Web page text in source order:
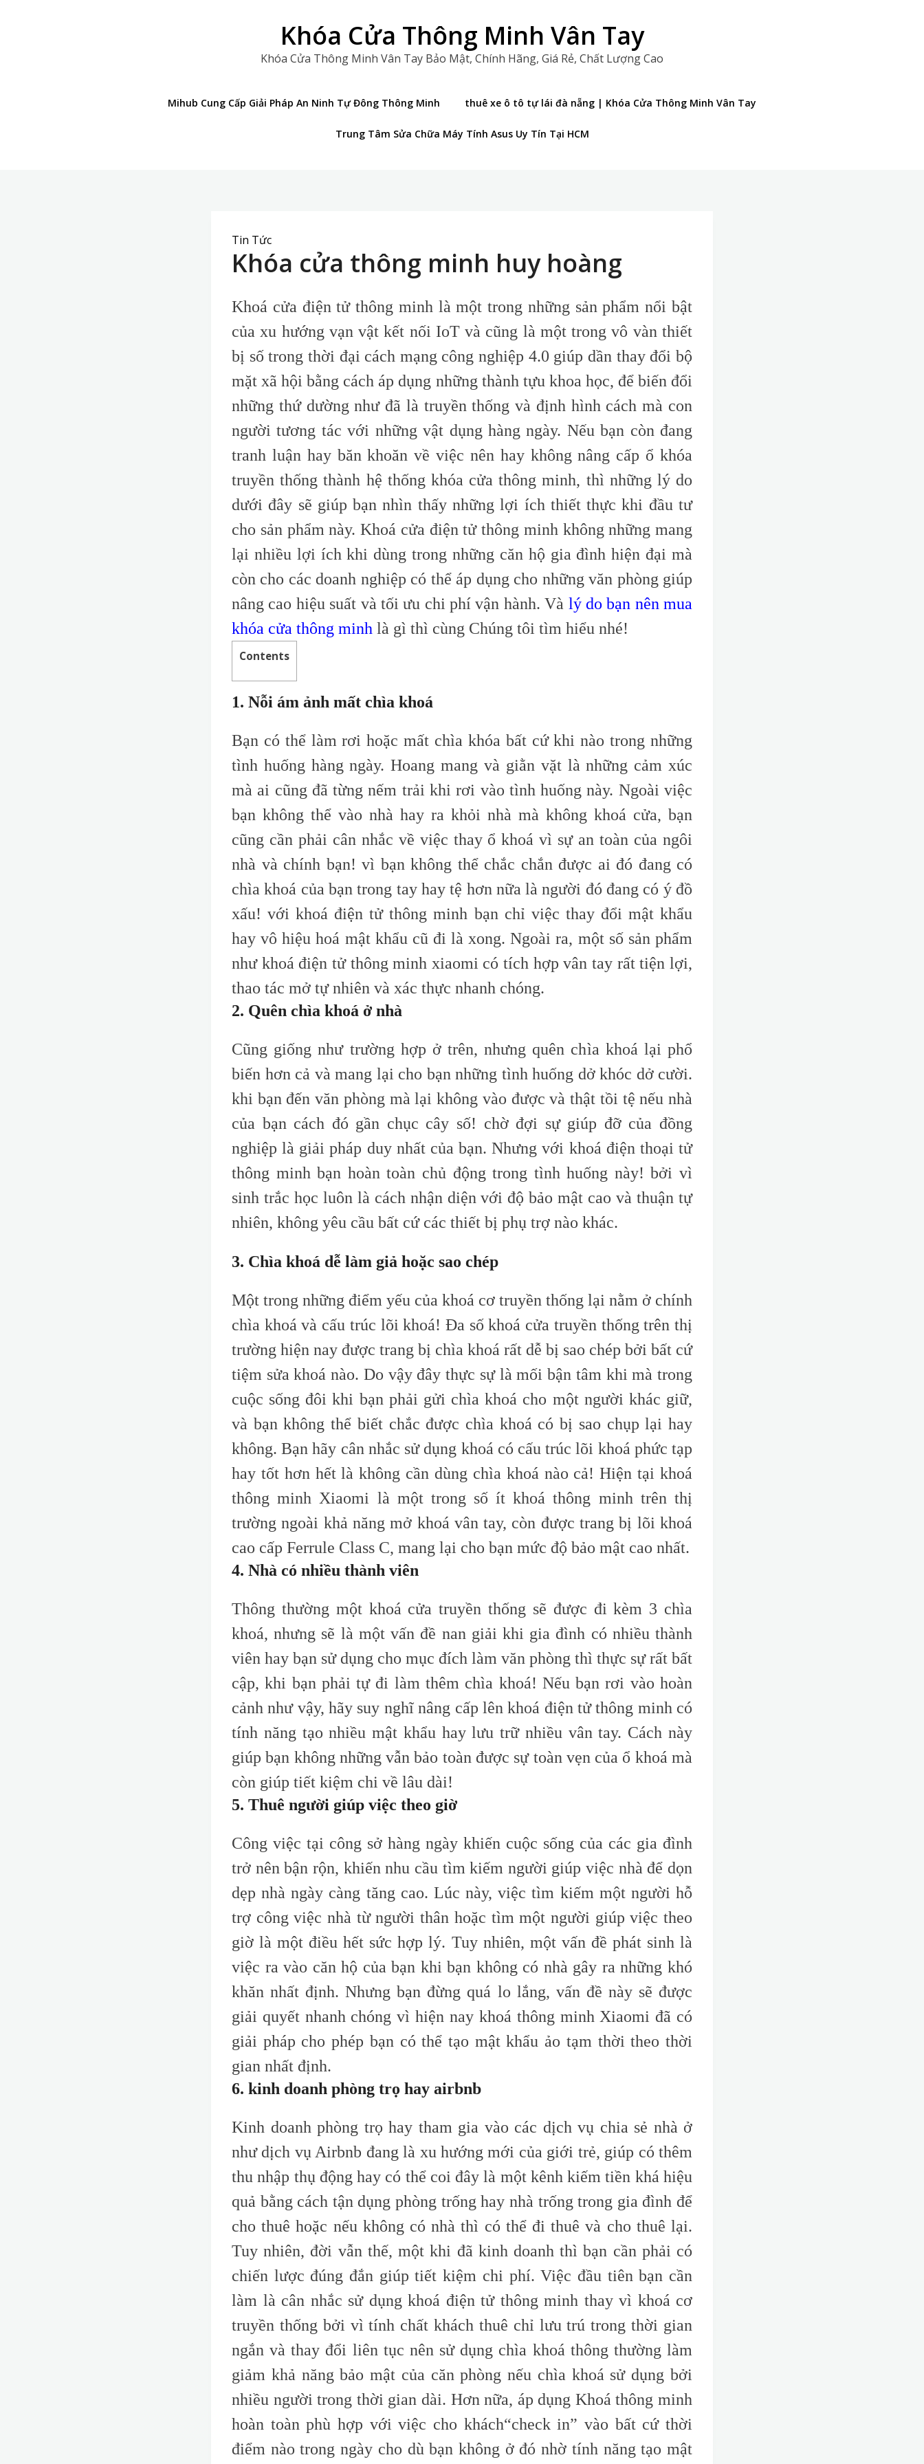
Khóa Cửa Thông Minh Vân Tay
Khóa Cửa Thông Minh Vân Tay Bảo Mật, Chính Hãng, Giá Rẻ, Chất Lượng Cao
Mihub Cung Cấp Giải Pháp An Ninh Tự Đông Thông Minh thuê xe ô tô tự lái đà nẵng | Khóa Cửa Thông Minh Vân Tay
Trung Tâm Sửa Chữa Máy Tính Asus Uy Tín Tại HCM
Tin Tức
Khóa cửa thông minh huy hoàng
Khoá cửa điện tử thông minh là một trong những sản phẩm nổi bật
của xu hướng vạn vật kết nối IoT và cũng là một trong vô vàn thiết
bị số trong thời đại cách mạng công nghiệp 4.0 giúp dần thay đổi bộ
mặt xã hội bằng cách áp dụng những thành tựu khoa học, để biến đổi
những thứ dường như đã là truyền thống và định hình cách mà con
người tương tác với những vật dụng hàng ngày. Nếu bạn còn đang
tranh luận hay băn khoăn về việc nên hay không nâng cấp ổ khóa
truyền thống thành hệ thống khóa cửa thông minh, thì những lý do
dưới đây sẽ giúp bạn nhìn thấy những lợi ích thiết thực khi đầu tư
cho sản phẩm này. Khoá cửa điện tử thông minh không những mang
lại nhiều lợi ích khi dùng trong những căn hộ gia đình hiện đại mà
còn cho các doanh nghiệp có thể áp dụng cho những văn phòng giúp
nâng cao hiệu suất và tối ưu chi phí vận hành. Và lý do bạn nên mua
khóa cửa thông minh là gì thì cùng Chúng tôi tìm hiểu nhé!
Contents
1. Nỗi ám ảnh mất chìa khoá
Bạn có thể làm rơi hoặc mất chìa khóa bất cứ khi nào trong những
tình huống hàng ngày. Hoang mang và giằn vặt là những cảm xúc
mà ai cũng đã từng nếm trải khi rơi vào tình huống này. Ngoài việc
bạn không thể vào nhà hay ra khỏi nhà mà không khoá cửa, bạn
cũng cần phải cân nhắc về việc thay ổ khoá vì sự an toàn của ngôi
nhà và chính bạn! vì bạn không thể chắc chắn được ai đó đang có
chìa khoá của bạn trong tay hay tệ hơn nữa là người đó đang có ý đồ
xấu! với khoá điện tử thông minh bạn chỉ việc thay đổi mật khẩu
hay vô hiệu hoá mật khẩu cũ đi là xong. Ngoài ra, một số sản phẩm
như khoá điện tử thông minh xiaomi có tích hợp vân tay rất tiện lợi,
thao tác mở tự nhiên và xác thực nhanh chóng.
2. Quên chìa khoá ở nhà
Cũng giống như trường hợp ở trên, nhưng quên chìa khoá lại phổ
biến hơn cả và mang lại cho bạn những tình huống dở khóc dở cười.
khi bạn đến văn phòng mà lại không vào được và thật tồi tệ nếu nhà
của bạn cách đó gần chục cây số! chờ đợi sự giúp đỡ của đồng
nghiệp là giải pháp duy nhất của bạn. Nhưng với khoá điện thoại tử
thông minh bạn hoàn toàn chủ động trong tình huống này! bởi vì
sinh trắc học luôn là cách nhận diện với độ bảo mật cao và thuận tự
nhiên, không yêu cầu bất cứ các thiết bị phụ trợ nào khác.
3. Chìa khoá dễ làm giả hoặc sao chép
Một trong những điểm yếu của khoá cơ truyền thống lại nằm ở chính
chìa khoá và cấu trúc lõi khoá! Đa số khoá cửa truyền thống trên thị
trường hiện nay được trang bị chìa khoá rất dễ bị sao chép bởi bất cứ
tiệm sửa khoá nào. Do vậy đây thực sự là mối bận tâm khi mà trong
cuộc sống đôi khi bạn phải gửi chìa khoá cho một người khác giữ,
và bạn không thể biết chắc được chìa khoá có bị sao chụp lại hay
không. Bạn hãy cân nhắc sử dụng khoá có cấu trúc lõi khoá phức tạp
hay tốt hơn hết là không cần dùng chìa khoá nào cả! Hiện tại khoá
thông minh Xiaomi là một trong số ít khoá thông minh trên thị
trường ngoài khả năng mở khoá vân tay, còn được trang bị lõi khoá
cao cấp Ferrule Class C, mang lại cho bạn mức độ bảo mật cao nhất.
4. Nhà có nhiều thành viên
Thông thường một khoá cửa truyền thống sẽ được đi kèm 3 chìa
khoá, nhưng sẽ là một vấn đề nan giải khi gia đình có nhiều thành
viên hay bạn sử dụng cho mục đích làm văn phòng thì thực sự rất bất
cập, khi bạn phải tự đi làm thêm chìa khoá! Nếu bạn rơi vào hoàn
cảnh như vậy, hãy suy nghĩ nâng cấp lên khoá điện tử thông minh có
tính năng tạo nhiều mật khẩu hay lưu trữ nhiều vân tay. Cách này
giúp bạn không những vẫn bảo toàn được sự toàn vẹn của ổ khoá mà
còn giúp tiết kiệm chi về lâu dài!
5. Thuê người giúp việc theo giờ
Công việc tại công sở hàng ngày khiến cuộc sống của các gia đình
trở nên bận rộn, khiến nhu cầu tìm kiếm người giúp việc nhà để dọn
dẹp nhà ngày càng tăng cao. Lúc này, việc tìm kiếm một người hỗ
trợ công việc nhà từ người thân hoặc tìm một người giúp việc theo
giờ là một điều hết sức hợp lý. Tuy nhiên, một vấn đề phát sinh là
việc ra vào căn hộ của bạn khi bạn không có nhà gây ra những khó
khăn nhất định. Nhưng bạn đừng quá lo lắng, vấn đề này sẽ được
giải quyết nhanh chóng vì hiện nay khoá thông minh Xiaomi đã có
giải pháp cho phép bạn có thể tạo mật khẩu ảo tạm thời theo thời
gian nhất định.
6. kinh doanh phòng trọ hay airbnb
Kinh doanh phòng trọ hay tham gia vào các dịch vụ chia sẻ nhà ở
như dịch vụ Airbnb đang là xu hướng mới của giới trẻ, giúp có thêm
thu nhập thụ động hay có thể coi đây là một kênh kiếm tiền khá hiệu
quả bằng cách tận dụng phòng trống hay nhà trống trong gia đình để
cho thuê hoặc nếu không có nhà thì có thể đi thuê và cho thuê lại.
Tuy nhiên, đời vẫn thế, một khi đã kinh doanh thì bạn cần phải có
chiến lược đúng đắn giúp tiết kiệm chi phí. Việc đầu tiên bạn cần
làm là cân nhắc sử dụng khoá điện tử thông minh thay vì khoá cơ
truyền thống bởi vì tính chất khách thuê chỉ lưu trú trong thời gian
ngắn và thay đổi liên tục nên sử dụng chìa khoá thông thường làm
giảm khả năng bảo mật của căn phòng nếu chìa khoá sử dụng bởi
nhiều người trong thời gian dài. Hơn nữa, áp dụng Khoá thông minh
hoàn toàn phù hợp với việc cho khách“check in” vào bất cứ thời
điểm nào trong ngày cho dù bạn không ở đó nhờ tính năng tạo mật